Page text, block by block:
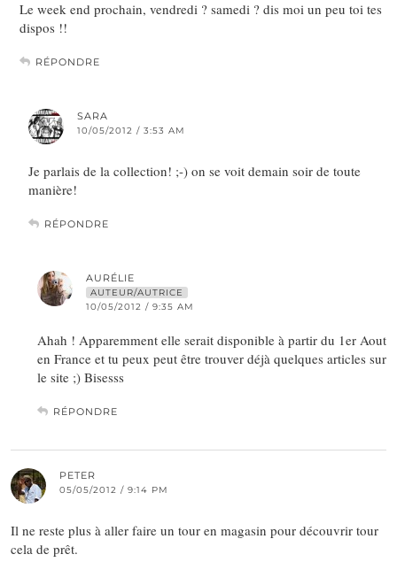
Le week end prochain, vendredi ? samedi ? dis moi un peu toi tes
dispos !!
RÉPONDRE
SARA
10/05/2012 / 3:53 AM
Je parlais de la collection! ;-) on se voit demain soir de toute
manière!
RÉPONDRE
AURÉLIE
AUTEUR/AUTRICE
10/05/2012 / 9:35 AM
Ahah ! Apparemment elle serait disponible à partir du 1er Aout
en France et tu peux peut être trouver déjà quelques articles sur
le site ;) Bisesss
RÉPONDRE
PETER
05/05/2012 / 9:14 PM
Il ne reste plus à aller faire un tour en magasin pour découvrir tour
cela de prêt.